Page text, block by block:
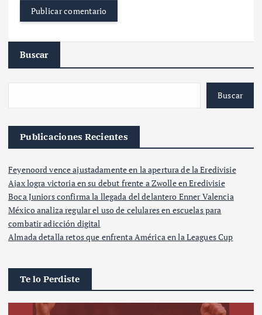
Buscar
Buscar
Publicaciones Recientes
Feyenoord vence ajustadamente en la apertura de la Eredivisie
Ajax logra victoria en su debut frente a Zwolle en Eredivisie
Boca Juniors confirma la llegada del delantero Enner Valencia
México analiza regular el uso de celulares en escuelas para
combatir adicción digital
Almada detalla retos que enfrenta América en la Leagues Cup
Te lo Perdiste